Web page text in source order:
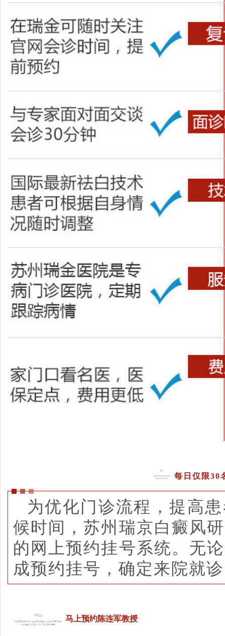
每日仅限30
为优化门诊流程，提高
候时间，苏州瑞京白癜风
的网上预约挂号系统。无
成预约挂号，确定来院就
马上预约陈连军教授